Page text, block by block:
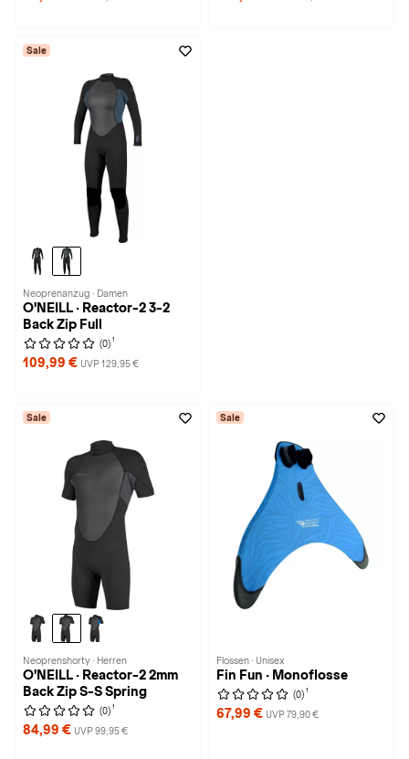
Sale
Neoprenanzug · Damen
O'NEILL · Reactor-2 3-2
Back Zip Full
(0) 1
109,99 € UVP 129,95 €
Sale
Neoprenshorty · Herren
O'NEILL · Reactor-2 2mm
Back Zip S-S Spring
(0) 1
84,99 € UVP 99,95 €
Sale
Flossen · Unisex
Fin Fun · Monoflosse
(0) 1
67,99 € UVP 79,90 €